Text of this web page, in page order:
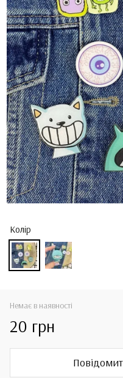
Колір
Немає в наявності
20 грн